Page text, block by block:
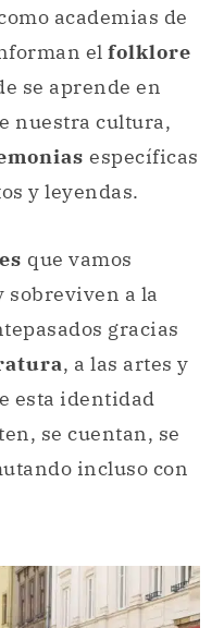
academias de
el folklore
se aprende en
nuestra cultura,
específicas
y leyendas.
que vamos
a la
gracias
, a las artes y
esta identidad
se cuentan, se
incluso con